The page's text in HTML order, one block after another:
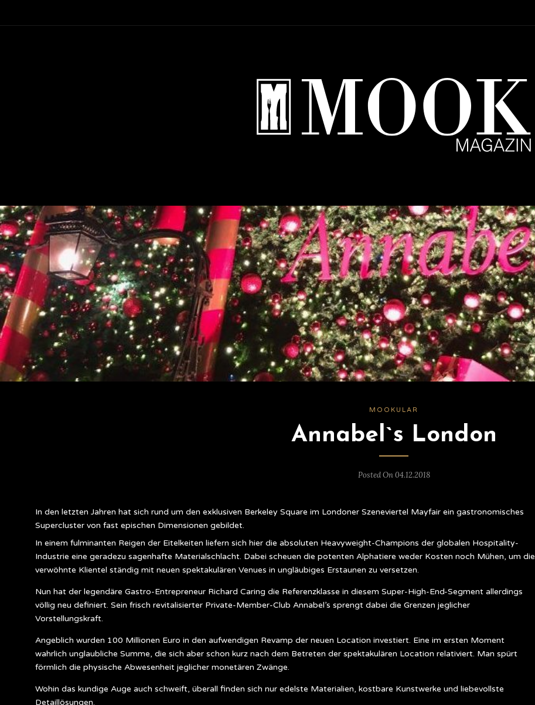
MOOKULAR
Annabel`s London
Posted On 04.12.2018
In den letzten Jahren hat sich rund um den exklusiven Berkeley Square im Londoner Szeneviertel Mayfair ein gastronomisches
Supercluster von fast epischen Dimensionen gebildet.
In einem fulminanten Reigen der Eitelkeiten liefern sich hier die absoluten Heavyweight-Champions der globalen Hospitality-
Industrie eine geradezu sagenhafte Materialschlacht. Dabei scheuen die potenten Alphatiere weder Kosten noch Mühen, um die
verwöhnte Klientel ständig mit neuen spektakulären Venues in ungläubiges Erstaunen zu versetzen.
Nun hat der legendäre Gastro-Entrepreneur Richard Caring die Referenzklasse in diesem Super-High-End-Segment allerdings
völlig neu definiert. Sein frisch revitalisierter Private-Member-Club Annabel’s sprengt dabei die Grenzen jeglicher
Vorstellungskraft.
Angeblich wurden 100 Millionen Euro in den aufwendigen Revamp der neuen Location investiert. Eine im ersten Moment
wahrlich unglaubliche Summe, die sich aber schon kurz nach dem Betreten der spektakulären Location relativiert. Man spürt
förmlich die physische Abwesenheit jeglicher monetären Zwänge.
Wohin das kundige Auge auch schweift, überall finden sich nur edelste Materialien, kostbare Kunstwerke und liebevollste
Detaillösungen.